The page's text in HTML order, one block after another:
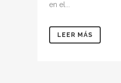
en el...
LEER MÁS